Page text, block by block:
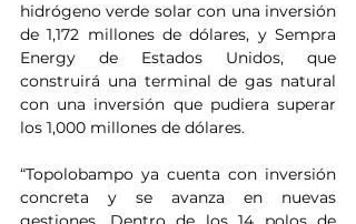
hidrógeno verde solar con una inversión
de 1,172 millones de dólares, y Sempra
Energy de Estados Unidos, que
construirá una terminal de gas natural
con una inversión que pudiera superar
los 1,000 millones de dólares.
“Topolobampo ya cuenta con inversión
concreta y se avanza en nuevas